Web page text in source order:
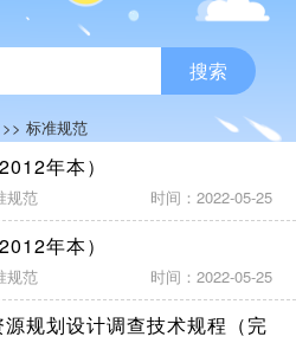
搜索
>> 标准规范
年本）
规范 时间：2022-05-25
年本）
规范 时间：2022-05-25
规划设计调查技术规程（完